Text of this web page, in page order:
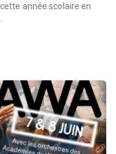
année scolaire en